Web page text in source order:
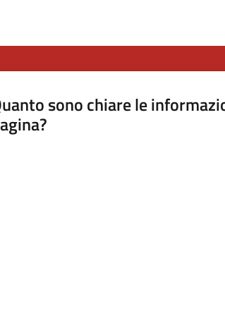
sono chiare le